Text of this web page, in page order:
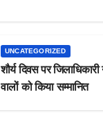
UNCATEGORIZED
शौर्य दिवस पर
वालों को किया सम्मानित